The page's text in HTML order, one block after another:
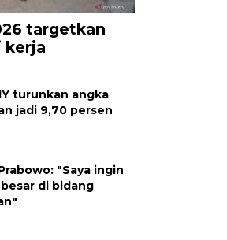
targetkan
kerja
turunkan angka
jadi 9,70 persen
"Saya ingin
di bidang